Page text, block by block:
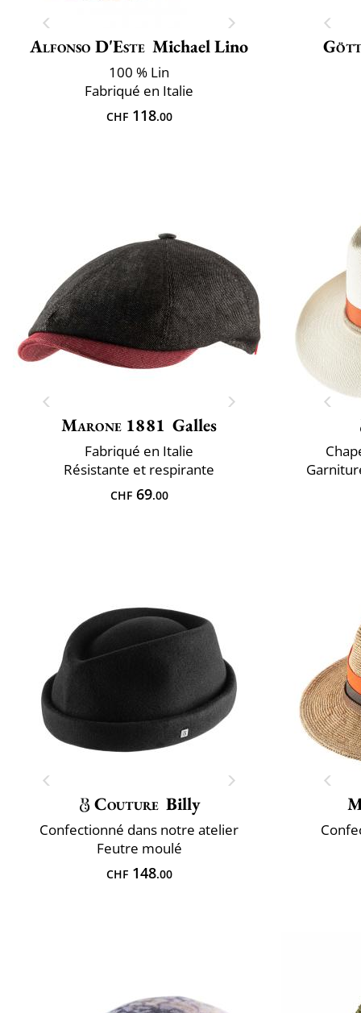
Alfonso D'Este Michael Lino
100 % Lin
Fabriqué en Italie
CHF118.00
Marone 1881 Galles
Fabriqué en Italie
Résistante et respirante
CHF69.00
Couture Billy
Confectionné dans notre atelier
Feutre moulé
CHF148.00